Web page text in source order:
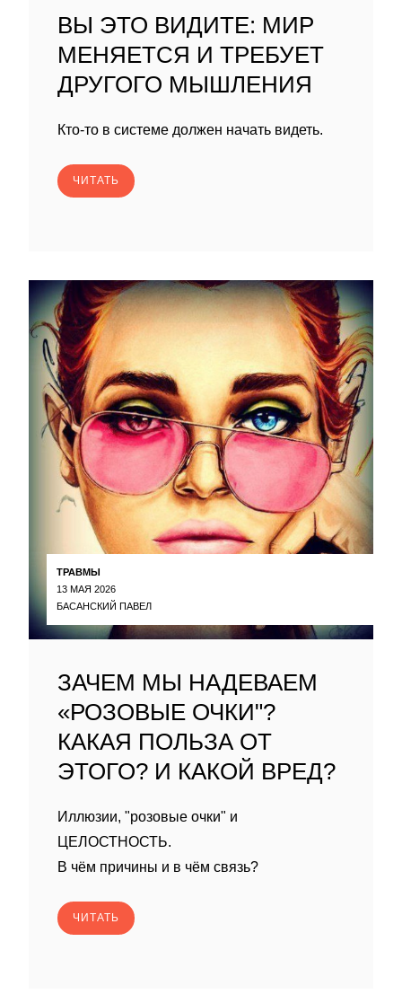
ВЫ ЭТО ВИДИТЕ: МИР
МЕНЯЕТСЯ И ТРЕБУЕТ
ДРУГОГО МЫШЛЕНИЯ
Кто-то в системе должен начать видеть.
ЧИТАТЬ
ТРАВМЫ
13 МАЯ 2026
БАСАНСКИЙ ПАВЕЛ
ЗАЧЕМ МЫ НАДЕВАЕМ
«РОЗОВЫЕ ОЧКИ"?
КАКАЯ ПОЛЬЗА ОТ
ЭТОГО? И КАКОЙ ВРЕД?
Иллюзии, "розовые очки" и
ЦЕЛОСТНОСТЬ.
В чём причины и в чём связь?
ЧИТАТЬ